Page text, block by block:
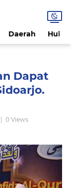
Daerah
Dapat
0 Views